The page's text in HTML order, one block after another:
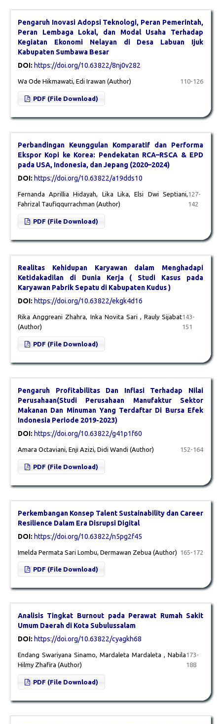
Pengaruh Inovasi Adopsi Teknologi, Peran Pemerintah,
Peran Lembaga Lokal, dan Modal Usaha Terhadap
Kegiatan Ekonomi Nelayan di Desa Labuan Ijuk
Kabupaten Sumbawa Besar
DOI: https://doi.org/10.63822/8nj0v282
Wa Ode Hikmawati, Edi Irawan (Author) 110-126
PDF (File Download)
Perbandingan Keunggulan Komparatif dan Performa
Ekspor Kopi ke Korea: Pendekatan RCA–RSCA & EPD
pada USA, Indonesia, dan Jepang (2020–2024)
DOI: https://doi.org/10.63822/a19dds10
Fernanda Aprillia Hidayah, Lika Lika, Elsi Dwi Septiani,
Fahrizal Taufiqqurrachman (Author)
127-
142
PDF (File Download)
Realitas Kehidupan Karyawan dalam Menghadapi
Ketidakadilan di Dunia Kerja ( Studi Kasus pada
Karyawan Pabrik Sepatu di Kabupaten Kudus )
DOI: https://doi.org/10.63822/ekgk4d16
Rika Anggreani Zhahra, Inka Novita Sari , Rauly Sijabat
(Author)
143-
151
PDF (File Download)
Pengaruh Profitabilitas Dan Inflasi Terhadap Nilai
Perusahaan(Studi Perusahaan Manufaktur Sektor
Makanan Dan Minuman Yang Terdaftar Di Bursa Efek
Indonesia Periode 2019-2023)
DOI: https://doi.org/10.63822/g41p1f60
Amara Octaviani, Enji Azizi, Didi Wandi (Author) 152-164
PDF (File Download)
Perkembangan Konsep Talent Sustainability dan Career
Resilience Dalam Era Disrupsi Digital
DOI: https://doi.org/10.63822/n5pg2f45
Imelda Permata Sari Lombu, Dermawan Zebua (Author) 165-172
PDF (File Download)
Analisis Tingkat Burnout pada Perawat Rumah Sakit
Umum Daerah di Kota Subulussalam
DOI: https://doi.org/10.63822/cyagkh68
Endang Swariyana Sinamo, Mardaleta Mardaleta , Nabila
Hilmy Zhafira (Author)
173-
188
PDF (File Download)